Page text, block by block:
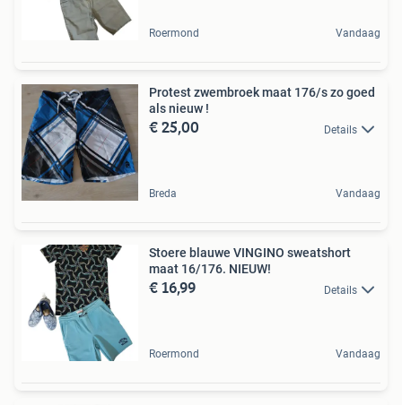
Roermond Vandaag
Protest zwembroek maat 176/s zo goed
als nieuw !
€ 25,00 Details
Breda Vandaag
Stoere blauwe VINGINO sweatshort
maat 16/176. NIEUW!
€ 16,99 Details
Roermond Vandaag